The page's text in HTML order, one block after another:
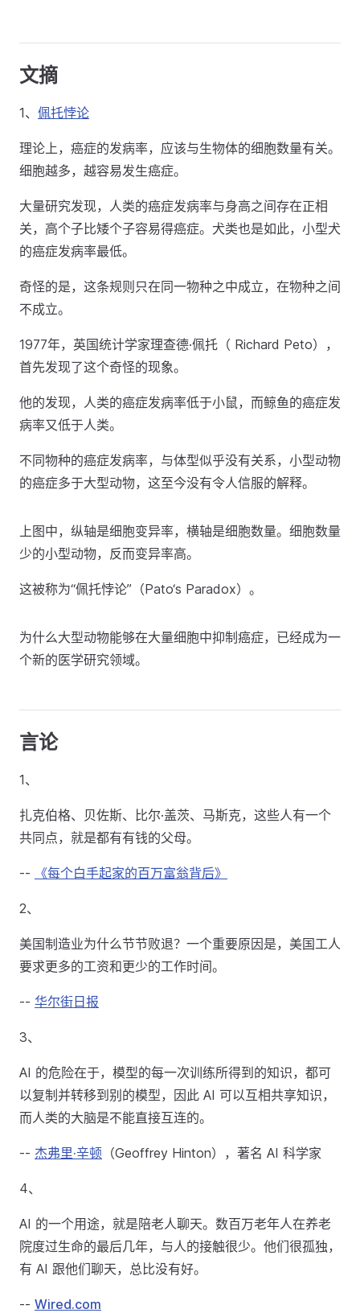
文摘
1、 佩托悖论
理论上，癌症的发病率，应该与生物体的细胞数量有关。
细胞越多，越容易发生癌症。
大量研究发现，人类的癌症发病率与身高之间存在正相
关，高个子比矮个子容易得癌症。犬类也是如此，小型犬
的癌症发病率最低。
奇怪的是，这条规则只在同一物种之中成立，在物种之间
不成立。
1977年，英国统计学家理查德·佩托（ Richard Peto），
首先发现了这个奇怪的现象。
他的发现，人类的癌症发病率低于小鼠，而鲸鱼的癌症发
病率又低于人类。
不同物种的癌症发病率，与体型似乎没有关系，小型动物
的癌症多于大型动物，这至今没有令人信服的解释。
上图中，纵轴是细胞变异率，横轴是细胞数量。细胞数量
少的小型动物，反而变异率高。
这被称为“佩托悖论”（Pato‘s Paradox）。
为什么大型动物能够在大量细胞中抑制癌症，已经成为一
个新的医学研究领域。
言论
1、
扎克伯格、贝佐斯、比尔·盖茨、马斯克，这些人有一个
共同点，就是都有有钱的父母。
-- 《每个白手起家的百万富翁背后》
2、
美国制造业为什么节节败退？一个重要原因是，美国工人
要求更多的工资和更少的工作时间。
-- 华尔街日报
3、
AI 的危险在于，模型的每一次训练所得到的知识，都可
以复制并转移到别的模型，因此 AI 可以互相共享知识，
而人类的大脑是不能直接互连的。
-- 杰弗里·辛顿 （Geoffrey Hinton），著名 AI 科学家
4、
AI 的一个用途，就是陪老人聊天。数百万老年人在养老
院度过生命的最后几年，与人的接触很少。他们很孤独，
有 AI 跟他们聊天，总比没有好。
-- Wired.com